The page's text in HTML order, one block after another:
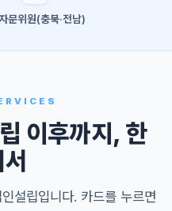
문위원(충북·전남)
이후까지, 한
설립입니다. 카드를 누르면